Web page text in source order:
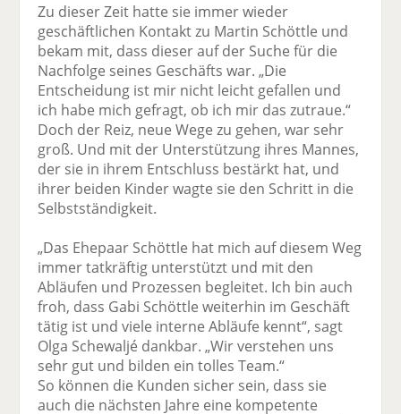
Zu dieser Zeit hatte sie immer wieder
geschäftlichen Kontakt zu Martin Schöttle und
bekam mit, dass dieser auf der Suche für die
Nachfolge seines Geschäfts war. „Die
Entscheidung ist mir nicht leicht gefallen und
ich habe mich gefragt, ob ich mir das zutraue.“
Doch der Reiz, neue Wege zu gehen, war sehr
groß. Und mit der Unterstützung ihres Mannes,
der sie in ihrem Entschluss bestärkt hat, und
ihrer beiden Kinder wagte sie den Schritt in die
Selbstständigkeit.
„Das Ehepaar Schöttle hat mich auf diesem Weg
immer tatkräftig unterstützt und mit den
Abläufen und Prozessen begleitet. Ich bin auch
froh, dass Gabi Schöttle weiterhin im Geschäft
tätig ist und viele interne Abläufe kennt“, sagt
Olga Schewaljé dankbar. „Wir verstehen uns
sehr gut und bilden ein tolles Team.“
So können die Kunden sicher sein, dass sie
auch die nächsten Jahre eine kompetente